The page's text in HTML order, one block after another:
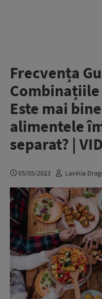
Frecvența
Este mai
alimentele
separat? |
05/05/2023 Lavinia